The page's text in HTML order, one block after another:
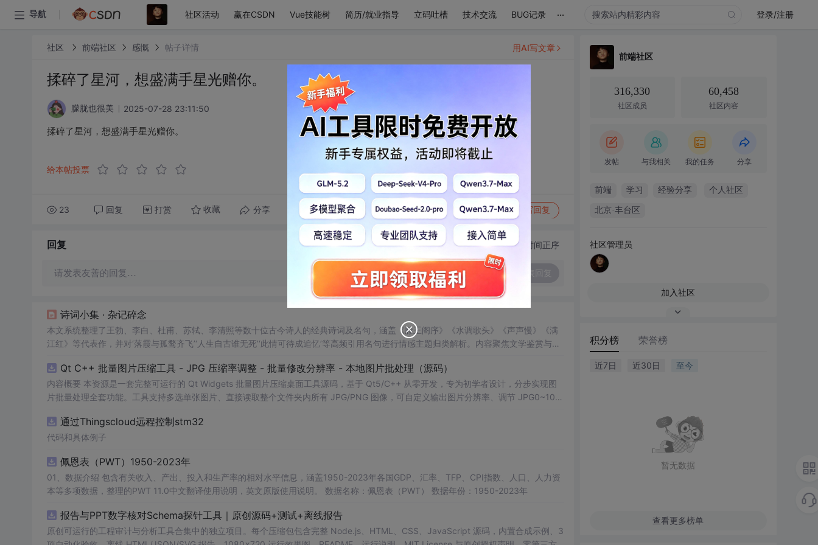
导航 社区活动 赢在CSDN Vue技能树 简历/就业指导 立码吐槽 技术交流 BUG记录 ... 登录/注册
社区 前端社区 感慨 帖子详情
揉碎了星河，想盛满手星光赠你。
朦胧也很美 2025-07-28 23:11:50
揉碎了星河，想盛满手星光赠你。
给本帖投票
23 回复 打赏 收藏 分享 转发到动态 举报 写回复
用AI写文章
回复 切换为时间正序
请发表友善的回复…
诗词小集 · 杂记碎念
本文系统整理了王勃、李白、杜甫、苏轼、李清照等数十位古今诗人的经典诗词及名句，涵盖《滕王阁序》《水调歌头》《声声慢》《满
江红》等代表作，并对‘落霞与孤鹜齐飞’‘人生自古谁无死’‘此情可待成追忆’等高频引用名句进行情感主题归类解析。内容聚焦文学鉴赏与人
Qt C++ 批量图片压缩工具 - JPG 压缩率调整 - 批量修改分辨率 - 本地图片批处理（源码）
内容概要 本资源是一套完整可运行的 Qt Widgets 批量图片压缩桌面工具源码，基于 Qt5/C++ 从零开发，专为初学者设计，分步实现图
片批量处理全套功能。工具支持多选单张图片、直接读取整个文件夹内所有 JPG/PNG 图像，可自定义输出图片分辨率、调节 JPG0~100
示压缩效果。 适用人群 Qt/C++ 零基础初学者，学习 QImage 图像绘图、文件目录遍历、UI 交互开发； 需要本地批量处理图片的办公、
设计、自媒体从业者； 想要学习图片缩放、JPG 压缩、本地文件 IO、进度条交互的开发学习者。 使用场景 自媒体批量压缩配图，降低图
QImage 缩放保存、QSlider 参数联动、批量循环界面防卡顿、文件大小格式化转换全套 Qt 图像开发实战案例。 工具核心功能清单 双模
式导入图片：手动多选单张图片 / 一键读取整个文件夹全部图片； 自定义输出宽高分辨率，支持锁定原始宽高比，避免图片拉伸变形； 滑
块调节 JPG 压缩质量 0~100，平衡图片清晰度与文件占用大小； 自定义输出保存目录，批量生成压缩后的图片文件； 实时进度条展示处
数、成功数量、单张大小对比、整体压缩节省空间比例； 完整模块化代码，功能拆分清晰，每段代码附带详细注释，新手可分步拆解学
习。 其他说明 开发环境：Qt Creator + Qt5.15 MSVC，Windows 平台可直接编译运行； 源码结构清晰，功能
通过Thingscloud远程控制stm32
代码和具体例子
佩恩表（PWT）1950-2023年
01、数据介绍 包含有关收入、产出、投入和生产率的相对水平信息，涵盖1950-2023年各国GDP、汇率、TFP、CPI指数、人口、人力资
本等多项数据，整理的PWT 11.0中文翻译使用说明，英文原版使用说明。 数据名称：佩恩表（PWT） 数据年份：1950-2023年
报告与PPT数字核对Schema探针工具｜原创源码+测试+离线报告
原创可运行的工程审计与分析工具合集中的独立项目。每个压缩包包含完整 Node.js、HTML、CSS、JavaScript 源码，内置合成示例、3
前端社区
316,330
社区成员
60,458
社区内容
发帖 与我相关 我的任务 分享
前端 学习 经验分享 个人社区
北京·丰台区
社区管理员
加入社区
积分榜 荣誉榜
近7日 近30日 至今
暂无数据
查看更多榜单